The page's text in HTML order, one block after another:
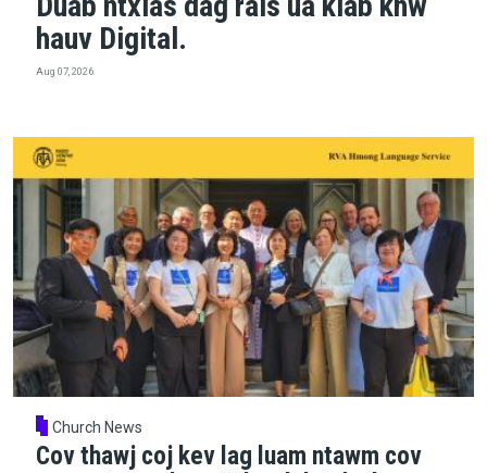
hauv Digital.
Aug 07, 2026
Church News
Cov thawj coj kev lag luam ntawm cov